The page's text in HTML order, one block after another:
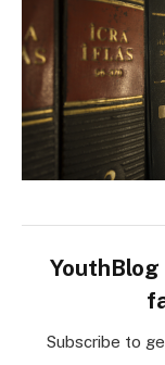
Subscribe to